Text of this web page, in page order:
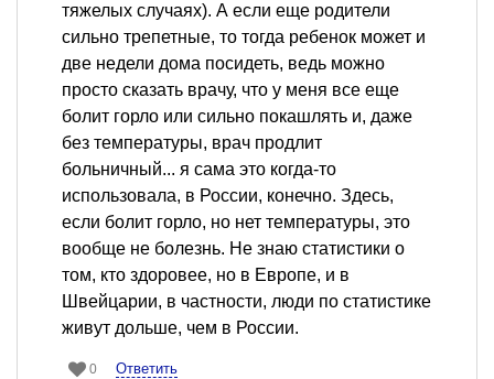
тяжелых случаях). А если еще родители
сильно трепетные, то тогда ребенок может и
две недели дома посидеть, ведь можно
просто сказать врачу, что у меня все еще
болит горло или сильно покашлять и, даже
без температуры, врач продлит
больничный... я сама это когда-то
использовала, в России, конечно. Здесь,
если болит горло, но нет температуры, это
вообще не болезнь. Не знаю статистики о
том, кто здоровее, но в Европе, и в
Швейцарии, в частности, люди по статистике
живут дольше, чем в России.
0 Ответить